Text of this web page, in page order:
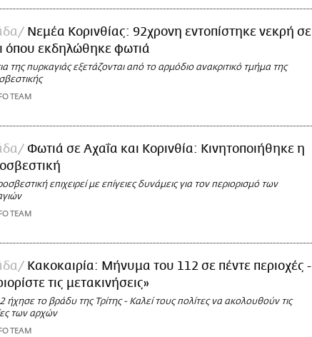
Νεμέα Κορινθίας: 92χρονη εντοπίστηκε νεκρή σε
όπου εκδηλώθηκε φωτιά
της πυρκαγιάς εξετάζονται από το αρμόδιο ανακριτικό τμήμα της
TEAM
Φωτιά σε Αχαΐα και Κορινθία: Κινητοποιήθηκε η
επιχειρεί με επίγειες δυνάμεις για τον περιορισμό των
TEAM
Κακοκαιρία: Μήνυμα του 112 σε πέντε περιοχές -
τις μετακινήσεις»
ήχησε το βράδυ της Τρίτης - Καλεί τους πολίτες να ακολουθούν τις
των αρχών
TEAM